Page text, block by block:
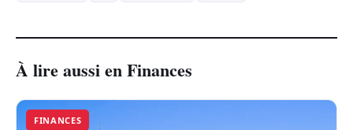
À lire aussi en Finances
FINANCES